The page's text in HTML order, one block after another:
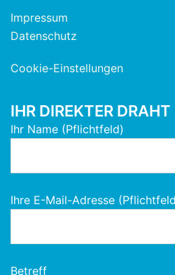
Impressum
Datenschutz
Cookie-Einstellungen
IHR DIREKTER
Ihr Name (Pflichtfeld)
Ihre E-Mail-Adresse
Betreff